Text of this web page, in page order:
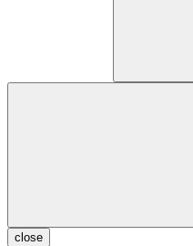
close